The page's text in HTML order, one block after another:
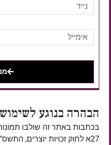
הבהרה בנוגע
בכתבות באתר זה שולבו
27א לחוק זכויות יוצרים, התשס"ח–2007.